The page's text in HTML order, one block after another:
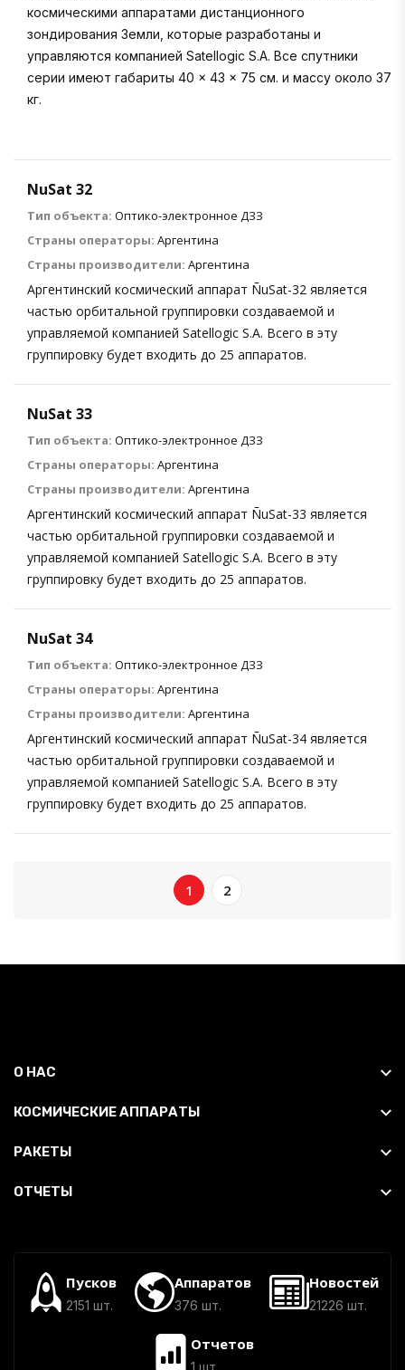
космическими аппаратами дистанционного
зондирования Земли, которые разработаны и
управляются компанией Satellogic S.A. Все спутники
серии имеют габариты 40 × 43 × 75 см. и массу около 37
кг.
NuSat 32
Тип объекта: Оптико-электронное ДЗЗ
Страны операторы: Аргентина
Страны производители: Аргентина
Аргентинский космический аппарат ÑuSat-32 является
частью орбитальной группировки создаваемой и
управляемой компанией Satellogic S.A. Всего в эту
группировку будет входить до 25 аппаратов.
NuSat 33
Тип объекта: Оптико-электронное ДЗЗ
Страны операторы: Аргентина
Страны производители: Аргентина
Аргентинский космический аппарат ÑuSat-33 является
частью орбитальной группировки создаваемой и
управляемой компанией Satellogic S.A. Всего в эту
группировку будет входить до 25 аппаратов.
NuSat 34
Тип объекта: Оптико-электронное ДЗЗ
Страны операторы: Аргентина
Страны производители: Аргентина
Аргентинский космический аппарат ÑuSat-34 является
частью орбитальной группировки создаваемой и
управляемой компанией Satellogic S.A. Всего в эту
группировку будет входить до 25 аппаратов.
1 2
О НАС
КОСМИЧЕСКИЕ АППАРАТЫ
РАКЕТЫ
ОТЧЕТЫ
Пусков
2151 шт.
Аппаратов
376 шт.
Новостей
21226 шт.
Отчетов
1 шт.